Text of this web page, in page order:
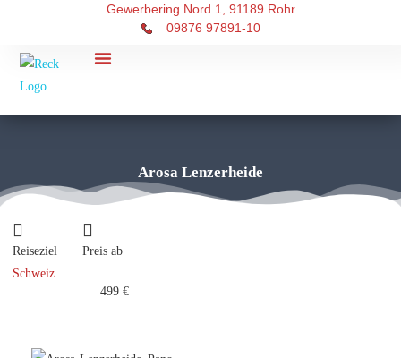
Gewerbering Nord 1, 91189 Rohr
09876 97891-10
Arosa Lenzerheide
Reiseziel
Schweiz
Preis ab
499 €